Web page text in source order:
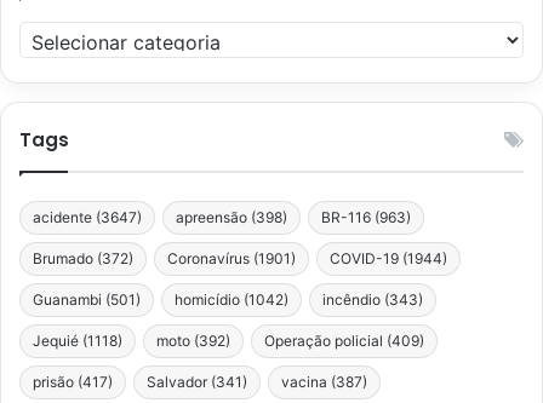
Categorias
Tags
acidente (3647) apreensão (398) BR-116 (963)
Brumado (372) Coronavírus (1901) COVID-19 (1944)
Guanambi (501) homicídio (1042) incêndio (343)
Jequié (1118) moto (392) Operação policial (409)
prisão (417) Salvador (341) vacina (387)